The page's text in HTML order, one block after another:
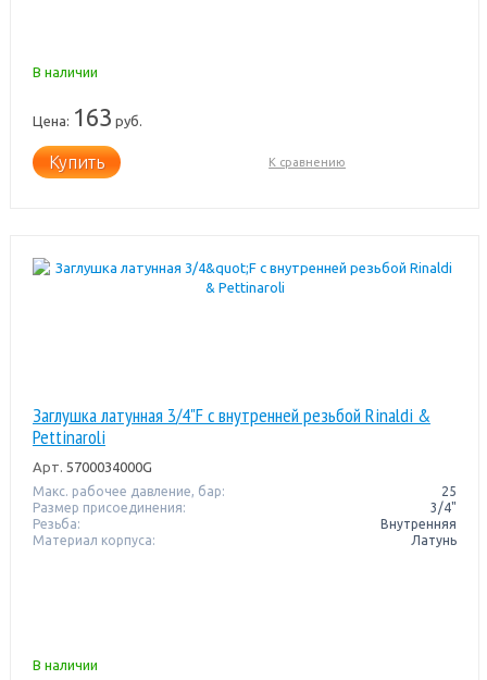
В наличии
Цена: 163 руб.
Купить К сравнению
Заглушка латунная 3/4"F с внутренней резьбой Rinaldi &
Pettinaroli
Арт. 5700034000G
Макс. рабочее давление, бар:
25
Размер присоединения:
3/4"
Резьба:
Внутренняя
Материал корпуса:
Латунь
В наличии